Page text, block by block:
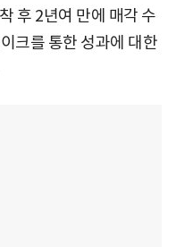
후 2년여 만에 매각 수
크를 통한 성과에 대한